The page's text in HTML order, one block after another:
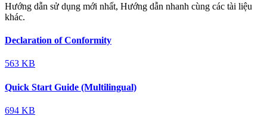
Hướng dẫn sử dụng mới nhất, Hướng dẫn nhanh cùng các tài liệu
khác.
Declaration of Conformity
563 KB
Quick Start Guide (Multilingual)
694 KB